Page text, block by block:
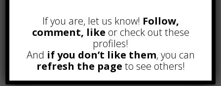
rubinetto, smontate la maniglia per
accedere alle rondelle e guarnizioni.
Verificate lo stato di usura e
sostituite, se necessario, utilizzando
componenti delle dimensioni
corrette per garantire una tenuta
If you are, let us know! Follow,
comment, like or check out these
profiles!
And if you don’t like them, you can
refresh the page to see others!